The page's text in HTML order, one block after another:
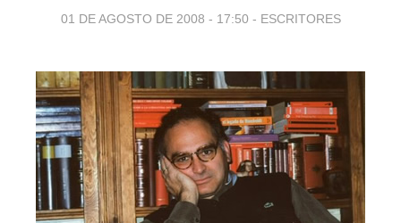
01 DE AGOSTO DE 2008 - 17:50 - ESCRITORES